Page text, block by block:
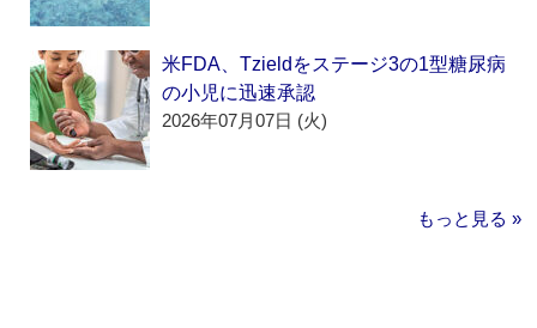
米FDA、Tzieldをステージ3の1型糖尿病
の小児に迅速承認
2026年07月07日 (火)
もっと見る »